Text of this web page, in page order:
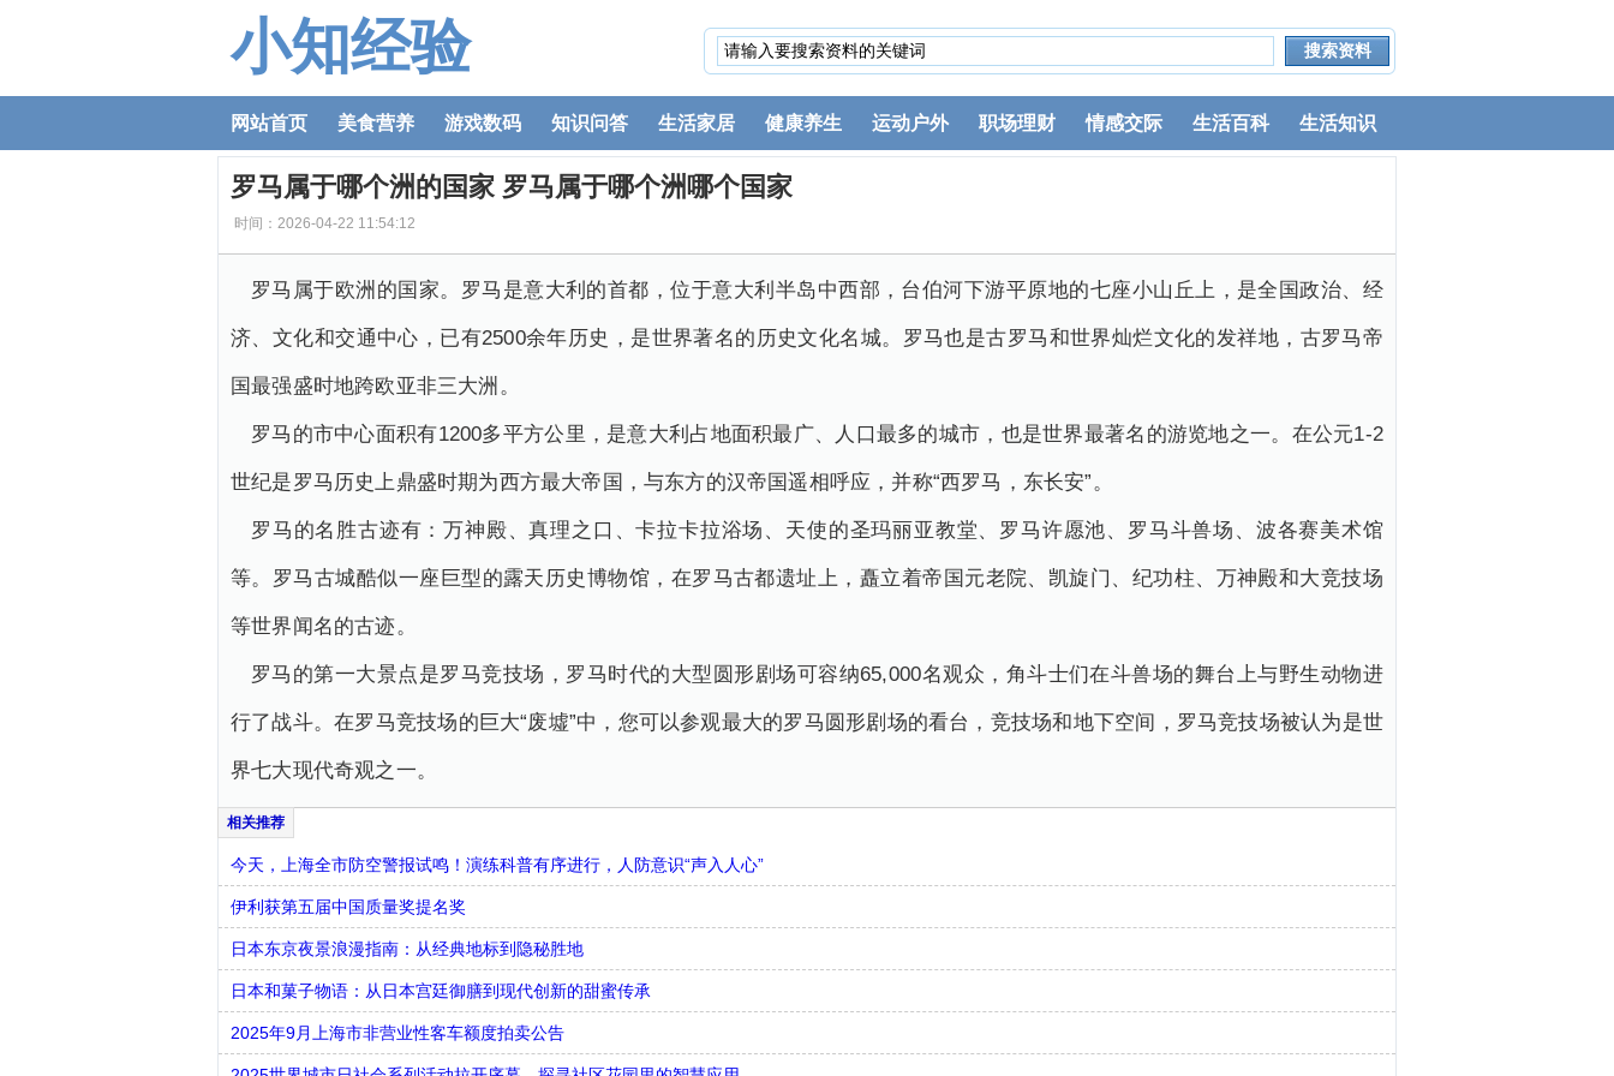
小知经验
网站首页 美食营养 游戏数码 知识问答 生活家居 健康养生 运动户外 职场理财 情感交际 生活百科 生活知识
罗马属于哪个洲的国家 罗马属于哪个洲哪个国家
时间：2026-04-22 11:54:12
罗马属于欧洲的国家。罗马是意大利的首都，位于意大利半岛中西部，台伯河下游平原地的七座小山丘上，是全国政治、经
济、文化和交通中心，已有2500余年历史，是世界著名的历史文化名城。罗马也是古罗马和世界灿烂文化的发祥地，古罗马帝
国最强盛时地跨欧亚非三大洲。
罗马的市中心面积有1200多平方公里，是意大利占地面积最广、人口最多的城市，也是世界最著名的游览地之一。在公元1-2
世纪是罗马历史上鼎盛时期为西方最大帝国，与东方的汉帝国遥相呼应，并称“西罗马，东长安”。
罗马的名胜古迹有：万神殿、真理之口、卡拉卡拉浴场、天使的圣玛丽亚教堂、罗马许愿池、罗马斗兽场、波各赛美术馆
等。罗马古城酷似一座巨型的露天历史博物馆，在罗马古都遗址上，矗立着帝国元老院、凯旋门、纪功柱、万神殿和大竞技场
等世界闻名的古迹。
罗马的第一大景点是罗马竞技场，罗马时代的大型圆形剧场可容纳65,000名观众，角斗士们在斗兽场的舞台上与野生动物进
行了战斗。在罗马竞技场的巨大“废墟”中，您可以参观最大的罗马圆形剧场的看台，竞技场和地下空间，罗马竞技场被认为是世
界七大现代奇观之一。
今天，上海全市防空警报试鸣！演练科普有序进行，人防意识“声入人心”
伊利获第五届中国质量奖提名奖
日本东京夜景浪漫指南：从经典地标到隐秘胜地
日本和菓子物语：从日本宫廷御膳到现代创新的甜蜜传承
2025年9月上海市非营业性客车额度拍卖公告